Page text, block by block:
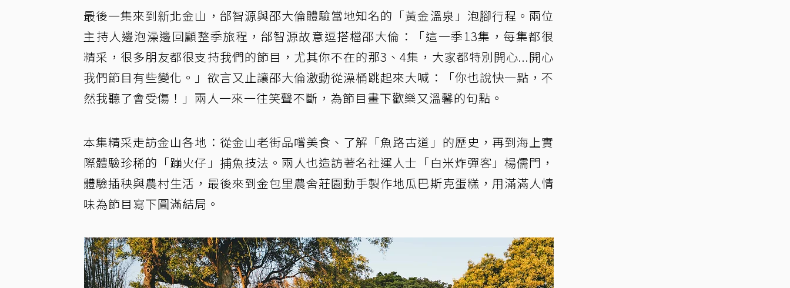
最後一集來到新北金山，邰智源與邵大倫體驗當地知名的「黃金溫泉」泡腳行程。兩位
主持人邊泡澡邊回顧整季旅程，邰智源故意逗搭檔邵大倫：「這一季13集，每集都很
精采，很多朋友都很支持我們的節目，尤其你不在的那3、4集，大家都特別開心...開心
我們節目有些變化。」欲言又止讓邵大倫激動從澡桶跳起來大喊：「你也說快一點，不
然我聽了會受傷！」兩人一來一往笑聲不斷，為節目畫下歡樂又溫馨的句點。
本集精采走訪金山各地：從金山老街品嚐美食、了解「魚路古道」的歷史，再到海上實
際體驗珍稀的「蹦火仔」捕魚技法。兩人也造訪著名社運人士「白米炸彈客」楊儒門，
體驗插秧與農村生活，最後來到金包里農舍莊園動手製作地瓜巴斯克蛋糕，用滿滿人情
味為節目寫下圓滿結局。